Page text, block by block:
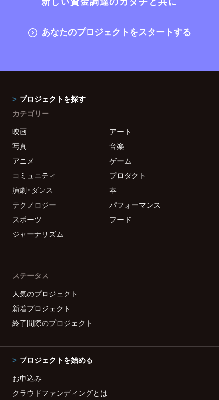
あなたのプロジェクトをスタートする
プロジェクトを探す
カテゴリー
映画
アート
写真
音楽
アニメ
ゲーム
コミュニティ
プロダクト
演劇・ダンス
本
テクノロジー
パフォーマンス
スポーツ
フード
ジャーナリズム
ステータス
人気のプロジェクト
新着プロジェクト
終了間際のプロジェクト
プロジェクトを始める
お申込み
クラウドファンディングとは